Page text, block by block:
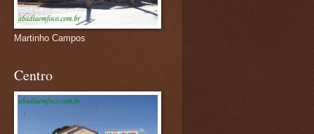
Martinho Campos
Centro